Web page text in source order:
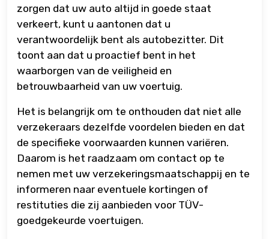
zorgen dat uw auto altijd in goede staat
verkeert, kunt u aantonen dat u
verantwoordelijk bent als autobezitter. Dit
toont aan dat u proactief bent in het
waarborgen van de veiligheid en
betrouwbaarheid van uw voertuig.
Het is belangrijk om te onthouden dat niet alle
verzekeraars dezelfde voordelen bieden en dat
de specifieke voorwaarden kunnen variëren.
Daarom is het raadzaam om contact op te
nemen met uw verzekeringsmaatschappij en te
informeren naar eventuele kortingen of
restituties die zij aanbieden voor TÜV-
goedgekeurde voertuigen.